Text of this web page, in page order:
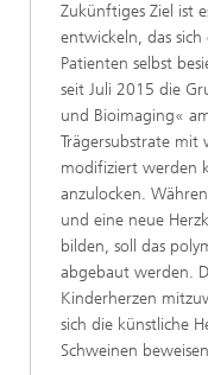
Zukünftiges Ziel ist
entwickeln, das
Patienten selbst
seit Juli 2015 die
und Bioimaging«
Trägersubstrate mit
modifiziert werden
anzulocken.
und eine neue
bilden, soll das
abgebaut werden.
Kinderherzen
sich die künstliche
Schweinen